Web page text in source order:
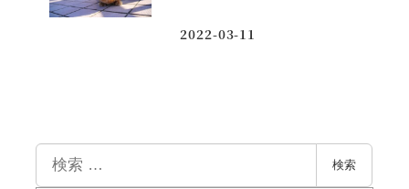
投稿日
2022-03-11
索
検索